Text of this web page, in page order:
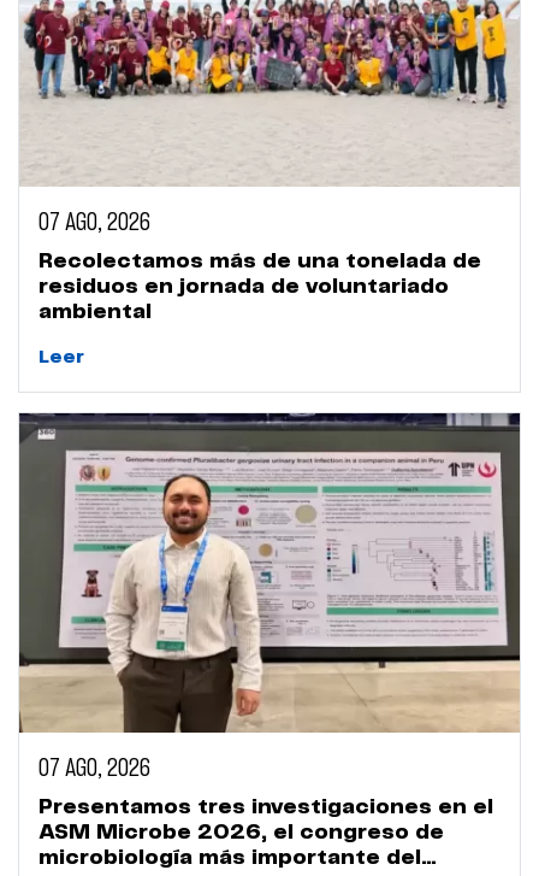
07 AGO, 2026
Recolectamos más de una tonelada de
residuos en jornada de voluntariado
ambiental
Leer
07 AGO, 2026
Presentamos tres investigaciones en el
ASM Microbe 2026, el congreso de
microbiología más importante del